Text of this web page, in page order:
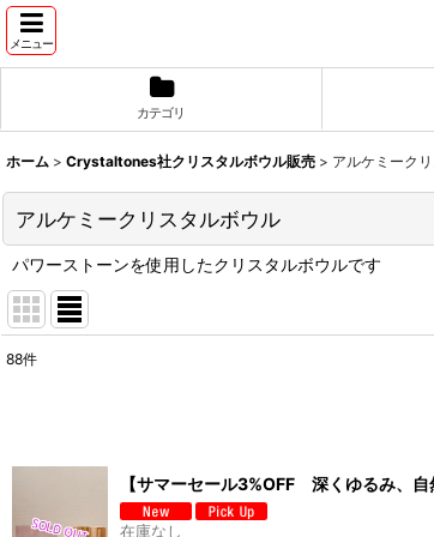
メニュー
カテゴリ
ホーム > Crystaltones社クリスタルボウル販売 > アルケミーク
アルケミークリスタルボウル
パワーストーンを使用したクリスタルボウルです
88件
【サマーセール3%OFF 深くゆるみ
在庫なし